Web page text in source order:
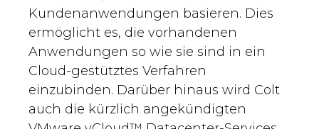
Kundenanwendungen basieren. Dies
ermöglicht es, die vorhandenen
Anwendungen so wie sie sind in ein
Cloud-gestütztes Verfahren
einzubinden. Darüber hinaus wird Colt
auch die kürzlich angekündigten